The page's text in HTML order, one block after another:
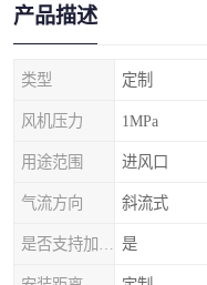
产品描述
类型 定制
风机压力 1MPa
用途范围 进风口
气流方向 斜流式
是